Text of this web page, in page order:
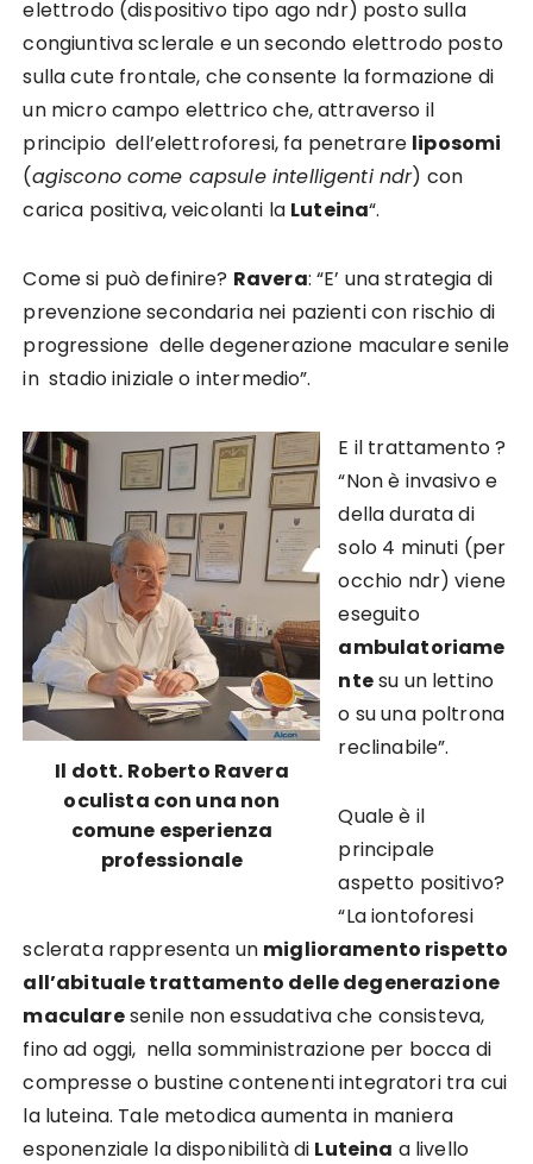
elettrodo (dispositivo tipo ago ndr) posto sulla
congiuntiva sclerale e un secondo elettrodo posto
sulla cute frontale, che consente la formazione di
un micro campo elettrico che, attraverso il
principio dell’elettroforesi, fa penetrare liposomi
(agiscono come capsule intelligenti ndr) con
carica positiva, veicolanti la Luteina“.
Come si può definire? Ravera: “E’ una strategia di
prevenzione secondaria nei pazienti con rischio di
progressione delle degenerazione maculare senile
in stadio iniziale o intermedio”.
Il dott. Roberto Ravera
oculista con una non
comune esperienza
professionale
E il trattamento ?
“Non è invasivo e
della durata di
solo 4 minuti (per
occhio ndr) viene
eseguito
ambulatoriame
ntesu un lettino
o su una poltrona
reclinabile”.
Quale è il
principale
aspetto positivo?
“La iontoforesi
sclerata rappresenta un miglioramento rispetto
all’abituale trattamento delle degenerazione
macularesenile non essudativa che consisteva,
fino ad oggi, nella somministrazione per bocca di
compresse o bustine contenenti integratori tra cui
la luteina. Tale metodica aumenta in maniera
esponenziale la disponibilità di Luteina a livello